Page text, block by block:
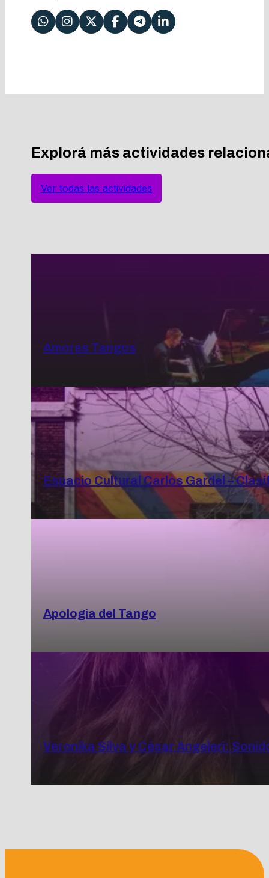
Explorá más actividades
Ver todas las actividades
Amores Tangos
Espacio Cultural Carlos Gardel –
Apología del Tango
Veronika Silva y César Angeleri: